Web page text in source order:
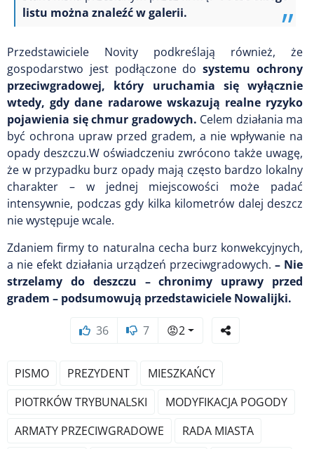
listu można znaleźć w galerii.
Przedstawiciele Novity podkreślają również, że
gospodarstwo jest podłączone dosystemu ochrony
przeciwgradowej, który uruchamia się wyłącznie
wtedy, gdy dane radarowe wskazują realne ryzyko
pojawienia się chmur gradowych. Celem działania ma
być ochrona upraw przed gradem, a nie wpływanie na
opady deszczu.W oświadczeniu zwrócono także uwagę,
że w przypadku burz opady mają często bardzo lokalny
charakter – w jednej miejscowości może padać
intensywnie, podczas gdy kilka kilometrów dalej deszcz
nie występuje wcale.
Zdaniem firmy to naturalna cecha burz konwekcyjnych,
a nie efekt działania urządzeń przeciwgradowych. – Nie
strzelamy do deszczu – chronimy uprawy przed
gradem – podsumowują przedstawiciele Nowalijki.
36 7 😡2
PISMO PREZYDENT
MIESZKAŃCY
PIOTRKÓW TRYBUNALSKI
MODYFIKACJA POGODY
ARMATY PRZECIWGRADOWE
RADA MIASTA